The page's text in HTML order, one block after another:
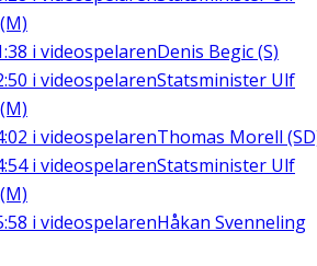
i videospelarenDenis Begic (S)
i videospelarenStatsminister Ulf
i videospelarenThomas Morell
i videospelarenStatsminister Ulf
i videospelarenHåkan Svenneling